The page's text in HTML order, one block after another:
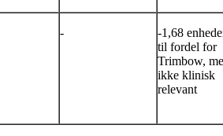
-
-1,68
til fordel for
Trimbow,
ikke klinisk
relevant